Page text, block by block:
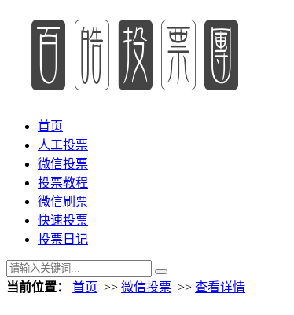
首页
人工投票
微信投票
投票教程
微信刷票
快速投票
投票日记
当前位置： 首页 >> 微信投票 >> 查看详情